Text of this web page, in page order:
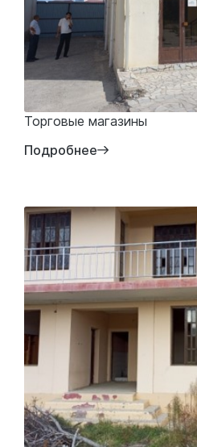
Торговые магазины
Подробнее